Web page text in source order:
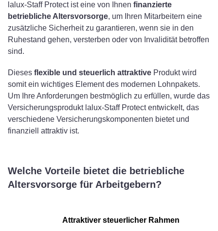
lalux-Staff Protect ist eine von Ihnen finanzierte
betriebliche Altersvorsorge, um Ihren Mitarbeitern eine
zusätzliche Sicherheit zu garantieren, wenn sie in den
Ruhestand gehen, versterben oder von Invalidität betroffen
sind.
Dieses flexible und steuerlich attraktive Produkt wird
somit ein wichtiges Element des modernen Lohnpakets.
Um Ihre Anforderungen bestmöglich zu erfüllen, wurde das
Versicherungsprodukt lalux-Staff Protect entwickelt, das
verschiedene Versicherungskomponenten bietet und
finanziell attraktiv ist.
Welche Vorteile bietet die betriebliche
Altersvorsorge für Arbeitgebern?
Attraktiver steuerlicher Rahmen